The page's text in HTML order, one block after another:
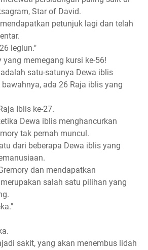
Star of David.
petunjuk lagi dan telah
legiun."
yang memegang kursi ke-56!
satu-satunya Dewa iblis
ada 26 Raja iblis yang
Iblis ke-27.
Dewa iblis menghancurkan
tak pernah muncul.
dari beberapa Dewa iblis yang
dan mendapatkan
salah satu pilihan yang
sakit, yang akan menembus lidah